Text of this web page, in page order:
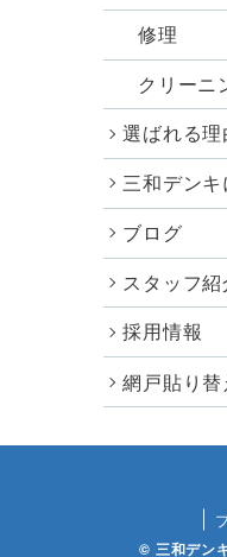
修理
クリーニ
選ばれる理
三和デン
ブログ
スタッフ紹
採用情報
網戸貼り
© 三和デン